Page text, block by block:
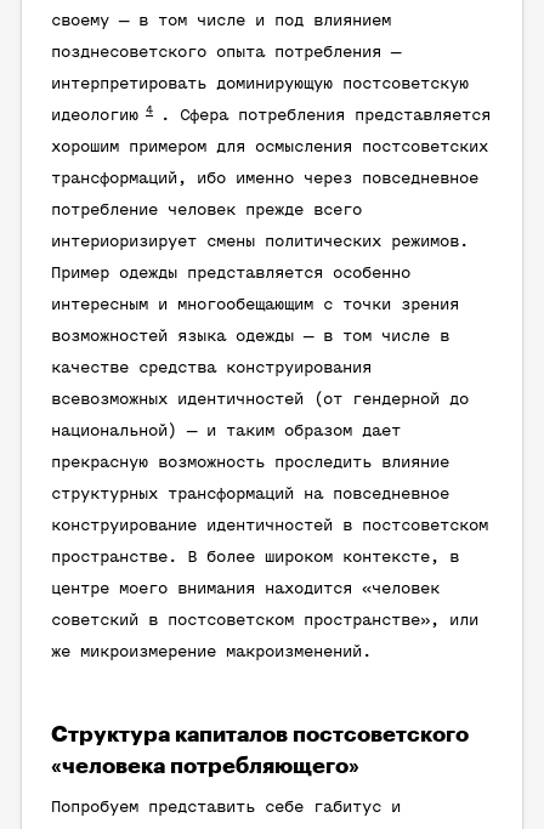
своему — в том числе и под влиянием
позднесоветского опыта потребления —
интерпретировать доминирующую постсоветскую
идеологию 4
. Сфера потребления представляется
хорошим примером для осмысления постсоветских
трансформаций, ибо именно через повседневное
потребление человек прежде всего
интериоризирует смены политических режимов.
Пример одежды представляется особенно
интересным и многообещающим с точки зрения
возможностей языка одежды — в том числе в
качестве средства конструирования
всевозможных идентичностей (от гендерной до
национальной) — и таким образом дает
прекрасную возможность проследить влияние
структурных трансформаций на повседневное
конструирование идентичностей в постсоветском
пространстве. В более широком контексте, в
центре моего внимания находится «человек
советский в постсоветском пространстве», или
же микроизмерение макроизменений.
Структура капиталов постсоветского
«человека потребляющего»
Попробуем представить себе габитус и